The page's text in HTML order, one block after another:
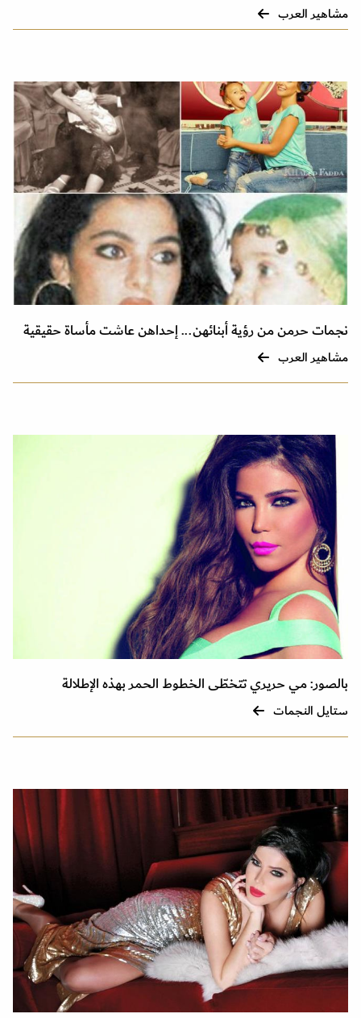
مشاهير العرب
نجمات حرمن من رؤية أبنائهن... إحداهن عاشت مأساة حقيقية
مشاهير العرب
بالصور: مي حريري تتخطّى الخطوط الحمر بهذه الإطلالة
ستايل النجمات